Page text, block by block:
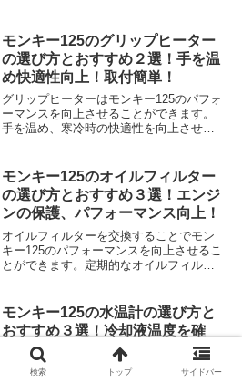
でき、ツーリングや街乗りでも役立つア
イテムです。そこで、モンキー125のヘル
メットホルダーの選び方とおすすめ２選
を解説します。
モンキー125のグリップヒーター
の選び方とおすすめ２選！手を温
め快適性向上！取付簡単！
グリップヒーターはモンキー125のパフォ
ーマンスを向上させることができます。
手を温め、寒冷時の快適性を向上させる
とができます。そこで、モンキー125のグ
リップヒーターの選び方とおすすめ２選
を解説します。
モンキー125のオイルフィルター
の選び方とおすすめ３選！エンジ
ンの保護、パフォーマンス向上！
オイルフィルターを交換することでモン
キー125のパフォーマンスを向上させるこ
とができます。定期的なオイルフィルタ
やエンジンの性能維持、燃費向上効果も
期待できます。そこで、モンキー125のオ
イルフィルターの選び方とおすすめ３選
を解説します。
モンキー125の水温計の選び方と
おすすめ３選！冷却液温度を確
認！エンジンの保護に！
水温計はモンキー125のパフォーマンスを
検索 トップ サイドバー